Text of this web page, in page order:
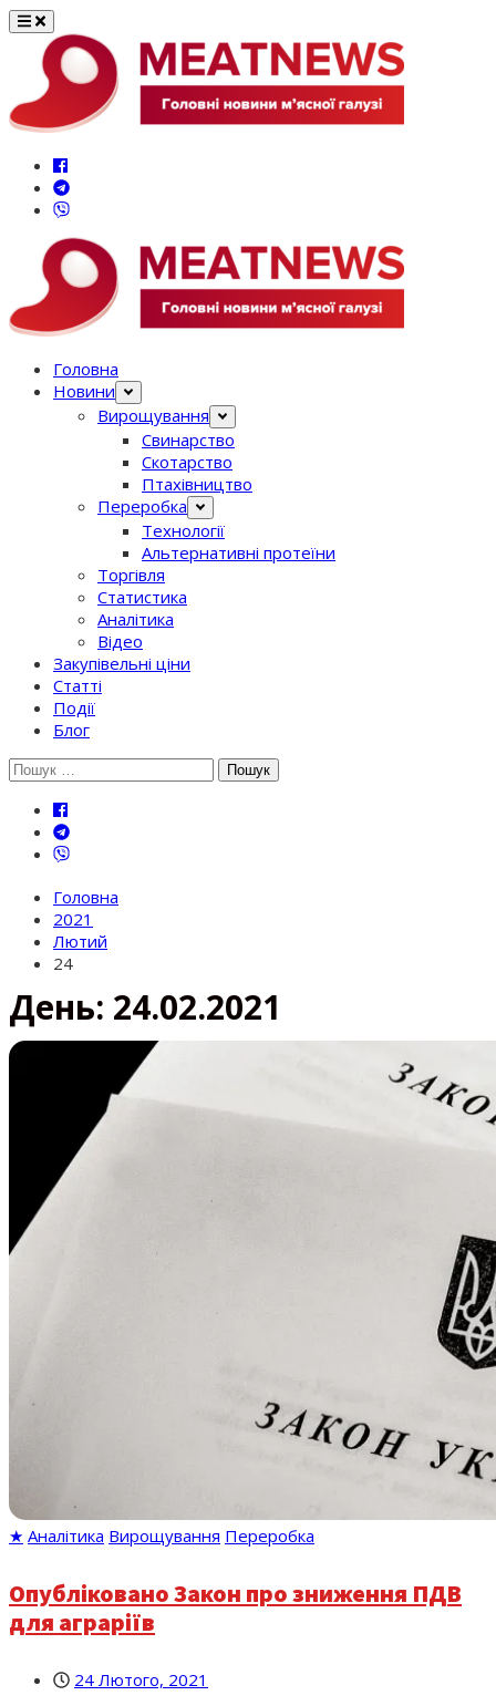
Перейти
вмісту
Головна
Новини
Вирощування
Свинарство
Скотарство
Птахівництво
Переробка
Технології
Альтернативні протеїни
Торгівля
Статистика
Аналітика
Відео
Закупівельні ціни
Статті
Події
Блог
Шукати:
Головна
2021
Лютий
24
День: 24.02.2021
★ Аналітика Вирощування Переробка
Опубліковано Закон про зниження ПДВ
для аграріїв
24 Лютого, 2021